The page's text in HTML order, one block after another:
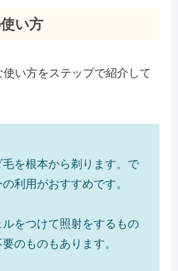
い方
い方をステップで紹介して
毛を根本から剃ります。で
利用がおすすめです。
ルをつけて照射をするもの
のものもあります。